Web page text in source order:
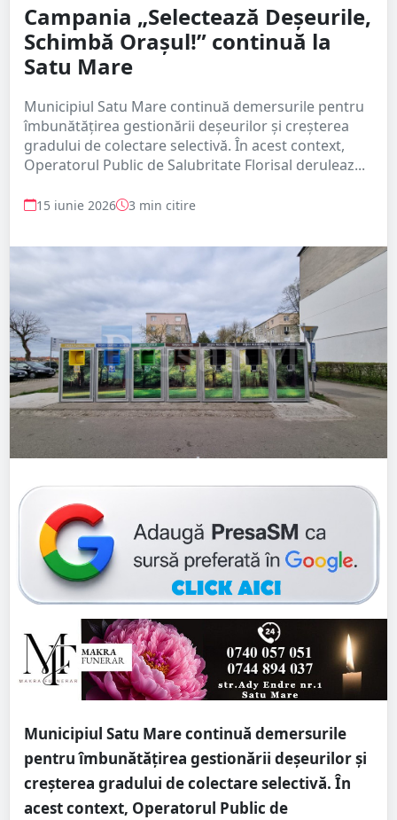
Campania „Selectează Deșeurile,
Schimbă Orașul!” continuă la
Satu Mare
Municipiul Satu Mare continuă demersurile pentru
îmbunătățirea gestionării deșeurilor și creșterea
gradului de colectare selectivă. În acest context,
Operatorul Public de Salubritate Florisal deruleaz...
15 iunie 2026 3 min citire
Municipiul Satu Mare continuă demersurile
pentru îmbunătățirea gestionării deșeurilor și
creșterea gradului de colectare selectivă. În
acest context, Operatorul Public de